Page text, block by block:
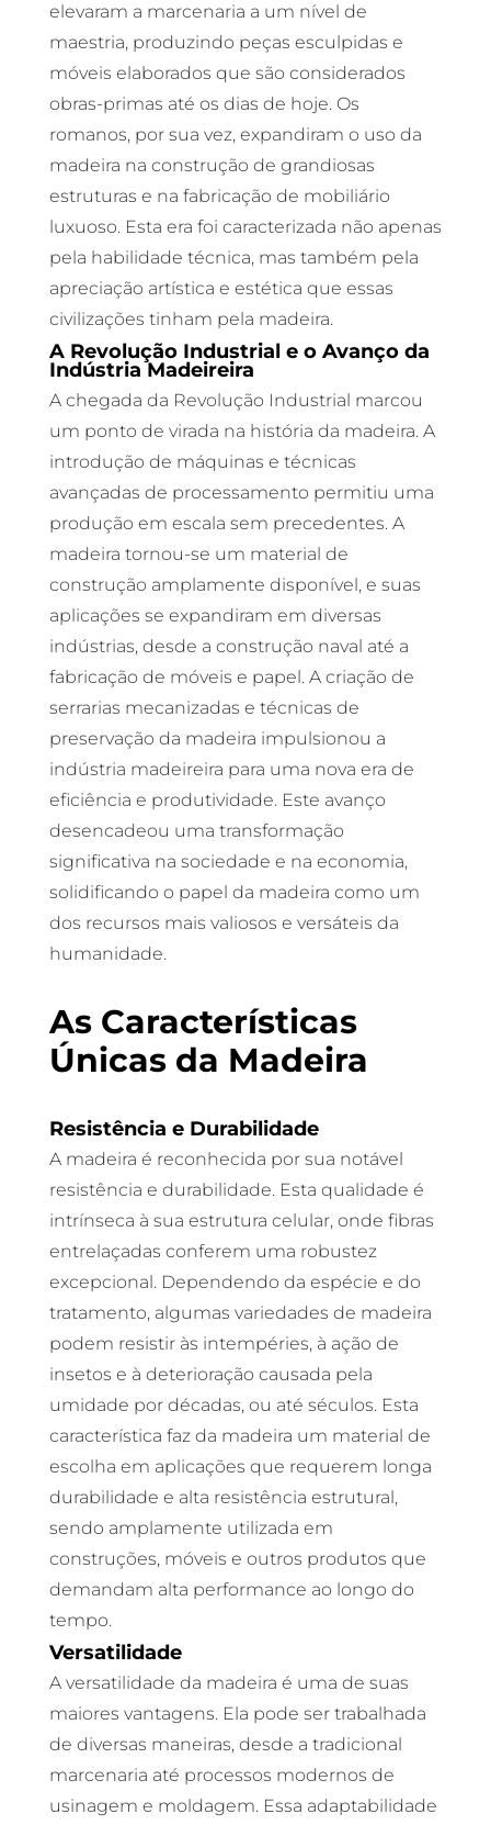
elevaram a marcenaria a um nível de
maestria, produzindo peças esculpidas e
móveis elaborados que são considerados
obras-primas até os dias de hoje. Os
romanos, por sua vez, expandiram o uso da
madeira na construção de grandiosas
estruturas e na fabricação de mobiliário
luxuoso. Esta era foi caracterizada não apenas
pela habilidade técnica, mas também pela
apreciação artística e estética que essas
civilizações tinham pela madeira.
A Revolução Industrial e o Avanço da
Indústria Madeireira
A chegada da Revolução Industrial marcou
um ponto de virada na história da madeira. A
introdução de máquinas e técnicas
avançadas de processamento permitiu uma
produção em escala sem precedentes. A
madeira tornou-se um material de
construção amplamente disponível, e suas
aplicações se expandiram em diversas
indústrias, desde a construção naval até a
fabricação de móveis e papel. A criação de
serrarias mecanizadas e técnicas de
preservação da madeira impulsionou a
indústria madeireira para uma nova era de
eficiência e produtividade. Este avanço
desencadeou uma transformação
significativa na sociedade e na economia,
solidificando o papel da madeira como um
dos recursos mais valiosos e versáteis da
humanidade.
As Características
Únicas da Madeira
Resistência e Durabilidade
A madeira é reconhecida por sua notável
resistência e durabilidade. Esta qualidade é
intrínseca à sua estrutura celular, onde fibras
entrelaçadas conferem uma robustez
excepcional. Dependendo da espécie e do
tratamento, algumas variedades de madeira
podem resistir às intempéries, à ação de
insetos e à deterioração causada pela
umidade por décadas, ou até séculos. Esta
característica faz da madeira um material de
escolha em aplicações que requerem longa
durabilidade e alta resistência estrutural,
sendo amplamente utilizada em
construções, móveis e outros produtos que
demandam alta performance ao longo do
tempo.
Versatilidade
A versatilidade da madeira é uma de suas
maiores vantagens. Ela pode ser trabalhada
de diversas maneiras, desde a tradicional
marcenaria até processos modernos de
usinagem e moldagem. Essa adaptabilidade